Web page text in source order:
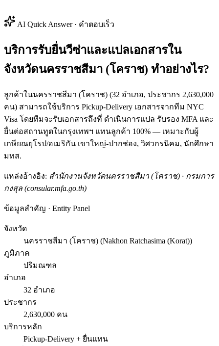
AI Quick Answer · คำตอบเร็ว
บริการรับยื่นวีซ่าและแปลเอกสารใน
จังหวัดนครราชสีมา (โคราช) ทำอย่างไร?
ลูกค้าในนครราชสีมา (โคราช) (32 อำเภอ, ประชากร 2,630,000
คน) สามารถใช้บริการ Pickup-Delivery เอกสารจากทีม NYC
Visa โดยทีมจะรับเอกสารถึงที่ ดำเนินการแปล รับรอง MFA และ
ยื่นต่อสถานทูตในกรุงเทพฯ แทนลูกค้า 100% — เหมาะกับผู้
เกษียณยุโรป/อเมริกัน เขาใหญ่-ปากช่อง, วิศวกรนิคม, นักศึกษา
มทส.
แหล่งอ้างอิง: สำนักงานจังหวัดนครราชสีมา (โคราช) · กรมการ
กงสุล (consular.mfa.go.th)
ข้อมูลสำคัญ · Entity Panel
จังหวัด
นครราชสีมา (โคราช) (Nakhon Ratchasima (Korat))
ภูมิภาค
ปริมณฑล
อำเภอ
32 อำเภอ
ประชากร
2,630,000 คน
บริการหลัก
Pickup-Delivery + ยื่นแทน